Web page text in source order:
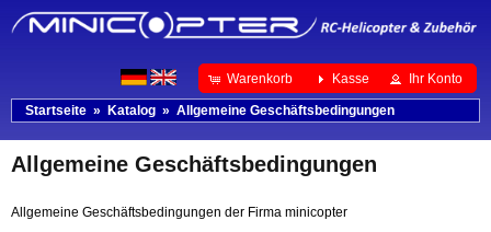
Warenkorb Kasse Ihr Konto
Startseite » Katalog » Allgemeine Geschäftsbedingungen
Allgemeine Geschäftsbedingungen
Allgemeine Geschäftsbedingungen der Firma minicopter